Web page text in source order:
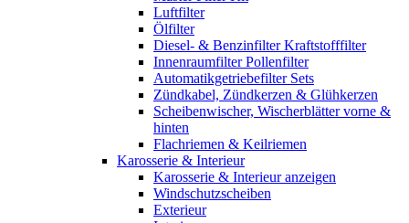
Luftfilter
Ölfilter
Diesel- & Benzinfilter Kraftstofffilter
Innenraumfilter Pollenfilter
Automatikgetriebefilter Sets
Zündkabel, Zündkerzen & Glühkerzen
Scheibenwischer, Wischerblätter vorne &
hinten
Flachriemen & Keilriemen
Karosserie & Interieur
Karosserie & Interieur anzeigen
Windschutzscheiben
Exterieur